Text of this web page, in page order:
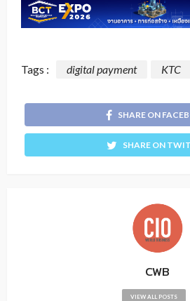
Tags : digital payment KTC
SHARE ON
SHARE ON
CWB
VIEW ALL POSTS